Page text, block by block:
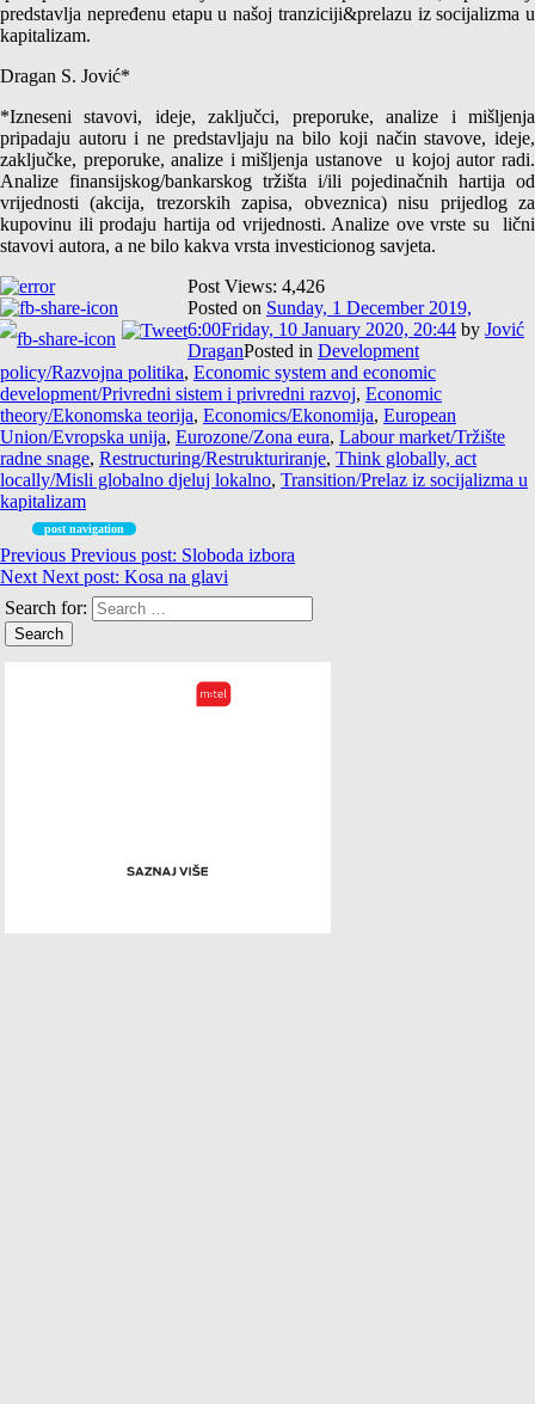
predstavlja nepređenu etapu u našoj tranziciji&prelazu iz socijalizma u
kapitalizam.
Dragan S. Jović*
*Izneseni stavovi, ideje, zaključci, preporuke, analize i mišljenja
pripadaju autoru i ne predstavljaju na bilo koji način stavove, ideje,
zaključke, preporuke, analize i mišljenja ustanove u kojoj autor radi.
Analize finansijskog/bankarskog tržišta i/ili pojedinačnih hartija od
vrijednosti (akcija, trezorskih zapisa, obveznica) nisu prijedlog za
kupovinu ili prodaju hartija od vrijednosti. Analize ove vrste su lični
stavovi autora, a ne bilo kakva vrsta investicionog savjeta.
Post Views: 4,426
Posted on Sunday, 1 December 2019,
6:00Friday, 10 January 2020, 20:44 by Jović
DraganPosted in Development
policy/Razvojna politika, Economic system and economic
development/Privredni sistem i privredni razvoj, Economic
theory/Ekonomska teorija, Economics/Ekonomija, European
Union/Evropska unija, Eurozone/Zona eura, Labour market/Tržište
radne snage, Restructuring/Restrukturiranje, Think globally, act
locally/Misli globalno djeluj lokalno, Transition/Prelaz iz socijalizma u
kapitalizam
post navigation
Previous Previous post: Sloboda izbora
Next Next post: Kosa na glavi
Search for: